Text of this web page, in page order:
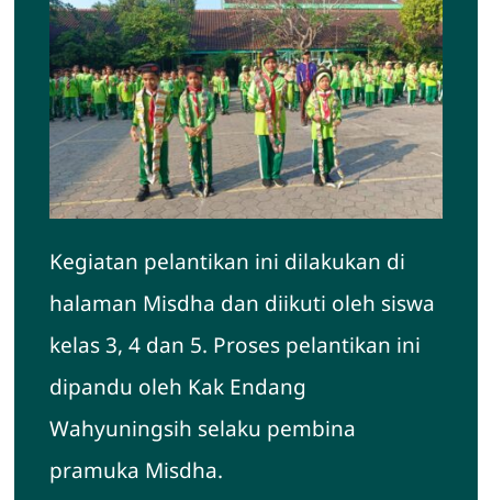
Kegiatan pelantikan ini dilakukan di
halaman Misdha dan diikuti oleh siswa
kelas 3, 4 dan 5. Proses pelantikan ini
dipandu oleh Kak Endang
Wahyuningsih selaku pembina
pramuka Misdha.